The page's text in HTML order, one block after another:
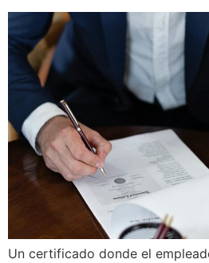
Un certificado donde el